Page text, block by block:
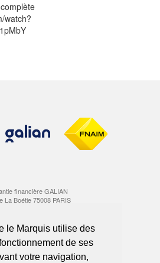
le Marquis utilise des
de ses
votre navigation,
watch?
financière GALIAN
La Boétie 75008 PARIS